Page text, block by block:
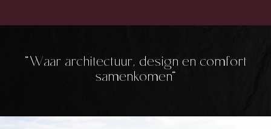
Waar architectuur, design en comfort
samenkomen